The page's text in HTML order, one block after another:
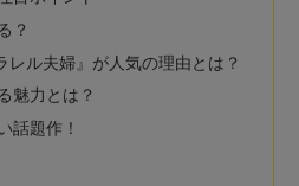
？
レル夫婦』が人気の理由とは？
魅力とは？
話題作！